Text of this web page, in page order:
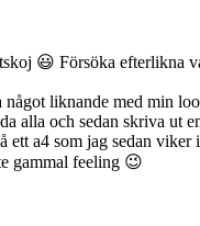
😃 Försöka efterlikna
något liknande med min
alla och sedan skriva ut
ett a4 som jag sedan
gammal feeling 😉